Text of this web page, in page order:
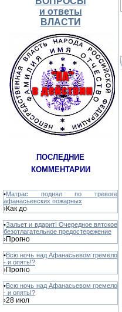
и ответы
ВЛАСТИ
ПОСЛЕДНИЕ
КОММЕНТАРИИ
•Матрас поднял по тревоге
афанасьевских пожарных
›Как до
•Зальет и вдарит! Очередное вятское
безотлагательное предостережение
›Прогно
•Всю ночь над Афанасьевом гремело
- и опять!?
›Прогно
•Всю ночь над Афанасьевом гремело
- и опять!?
›28 июл